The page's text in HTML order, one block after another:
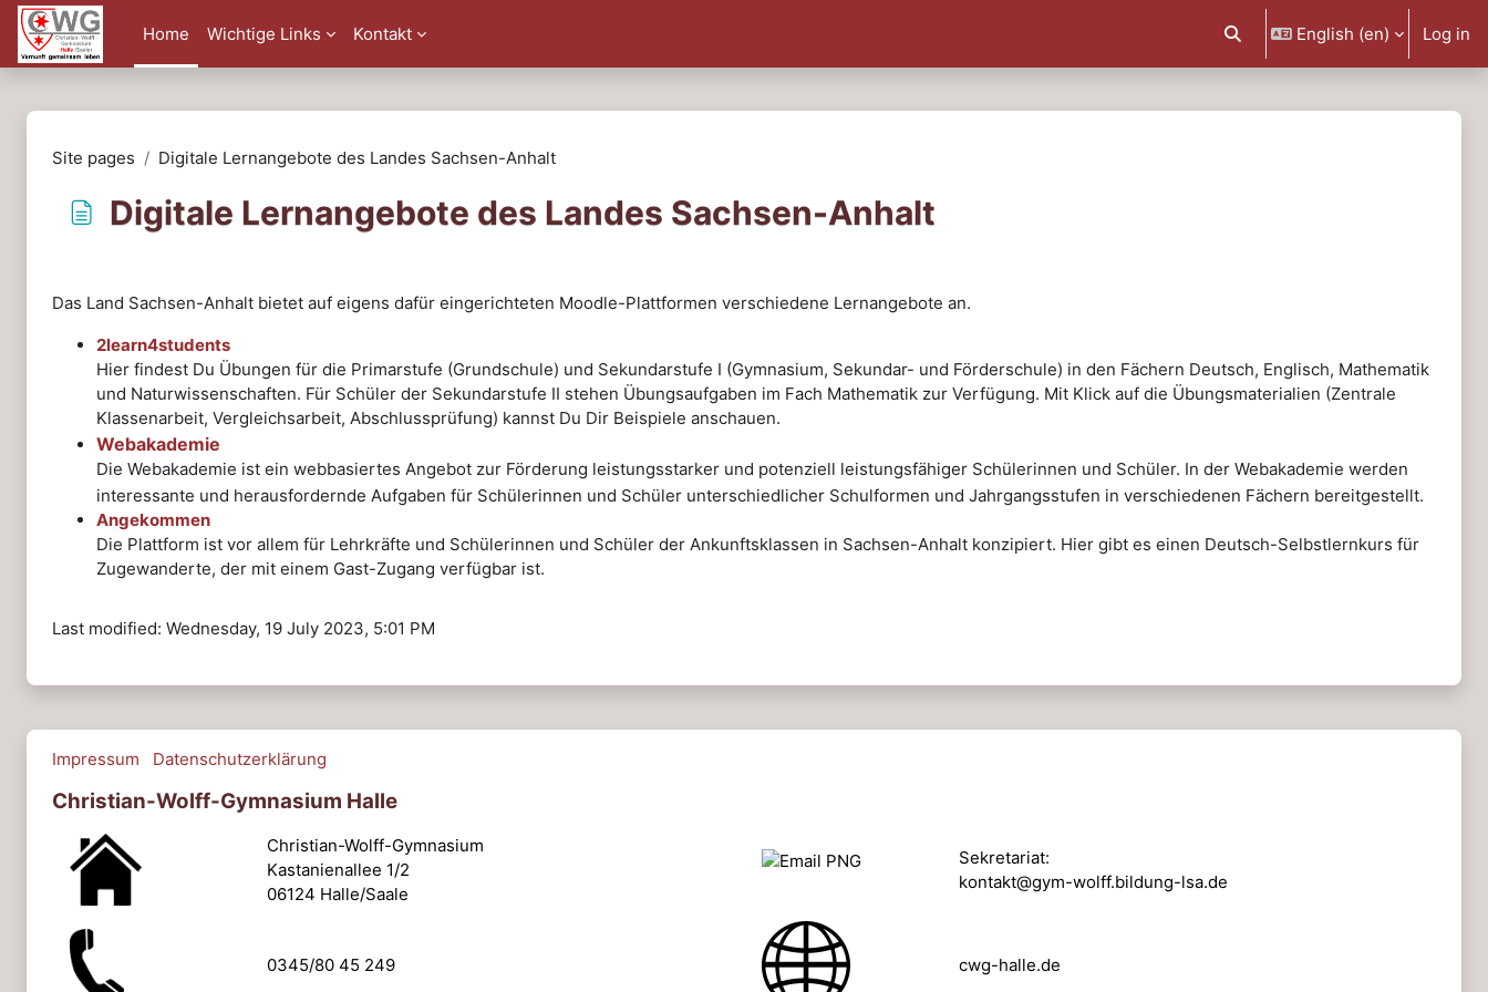
Skip to main content
Home
Wichtige Links Kontakt Toggle search input
English ‎(en)‎ Log in
Site pages Digitale Lernangebote des Landes Sachsen-Anhalt
Digitale Lernangebote des Landes Sachsen-Anhalt
Das Land Sachsen-Anhalt bietet auf eigens dafür eingerichteten Moodle-Plattformen verschiedene Lernangebote an.
2learn4students
Hier findest Du Übungen für die Primarstufe (Grundschule) und Sekundarstufe I (Gymnasium, Sekundar- und Förderschule) in den Fächern Deutsch, Englisch, Mathematik
und Naturwissenschaften. Für Schüler der Sekundarstufe II stehen Übungsaufgaben im Fach Mathematik zur Verfügung. Mit Klick auf die Übungsmaterialien (Zentrale
Klassenarbeit, Vergleichsarbeit, Abschlussprüfung) kannst Du Dir Beispiele anschauen.
Webakademie
Die Webakademie ist ein webbasiertes Angebot zur Förderung leistungsstarker und potenziell leistungsfähiger Schülerinnen und Schüler. In der Webakademie werden
interessante und herausfordernde Aufgaben für Schülerinnen und Schüler unterschiedlicher Schulformen und Jahrgangsstufen in verschiedenen Fächern bereitgestellt.
Angekommen
Die Plattform ist vor allem für Lehrkräfte und Schülerinnen und Schüler der Ankunftsklassen in Sachsen-Anhalt konzipiert. Hier gibt es einen Deutsch-Selbstlernkurs für
Zugewanderte, der mit einem Gast-Zugang verfügbar ist.
Last modified: Wednesday, 19 July 2023, 5:01 PM
Impressum Datenschutzerklärung
Christian-Wolff-Gymnasium Halle
Christian-Wolff-Gymnasium
Kastanienallee 1/2
06124 Halle/Saale
Sekretariat:
kontakt@gym-wolff.bildung-lsa.de
0345/80 45 249 cwg-halle.de